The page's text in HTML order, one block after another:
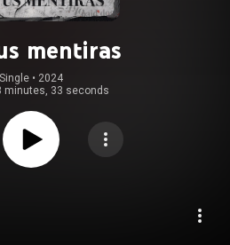
mentiras
Single • 2024
minutes, 33 seconds